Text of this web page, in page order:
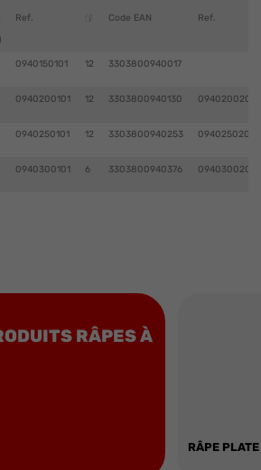
Ref. Code EAN Ref.
0940150101 12 3303800940017
0940200101 12 3303800940130 0940200201
0940250101 12 3303800940253 0940250201
0940300101 6 3303800940376 0940300201
RÂPES À
RÂPE